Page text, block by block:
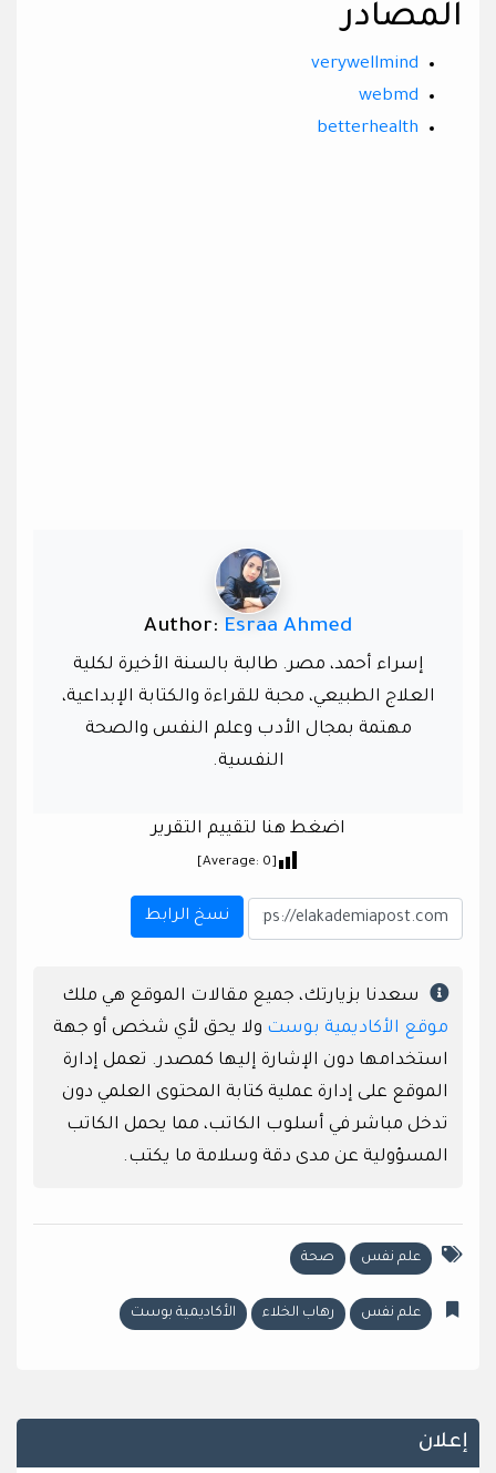
المصادر
verywellmind
webmd
betterhealth
Author: Esraa Ahmed
إسراء أحمد، مصر. طالبة بالسنة الأخيرة لكلية
العلاج الطبيعي، محبة للقراءة والكتابة الإبداعية،
مهتمة بمجال الأدب وعلم النفس والصحة
النفسية.
اضغط هنا لتقييم التقرير
[Average:
0
]
نسخ الرابط
سعدنا بزيارتك، جميع مقالات الموقع هي ملك
موقع الأكاديمية بوست ولا يحق لأي شخص أو جهة
استخدامها دون الإشارة إليها كمصدر. تعمل إدارة
الموقع على إدارة عملية كتابة المحتوى العلمي دون
تدخل مباشر في أسلوب الكاتب، مما يحمل الكاتب
المسؤولية عن مدى دقة وسلامة ما يكتب.
علم نفس صحة
علم نفس رهاب الخلاء الأكاديمية بوست
إعلان